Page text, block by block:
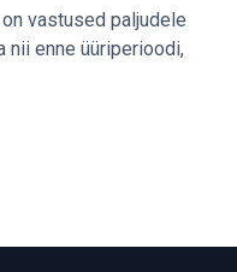
vastused paljudele
nii enne üüriperioodi,